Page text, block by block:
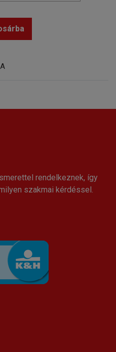
rendelkeznek, így
szakmai kérdéssel.